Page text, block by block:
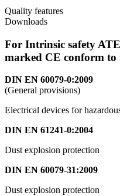
Quality features
Downloads
For Intrinsic safety
marked CE conform
DIN EN 60079-0:2009
(General provisions)
Electrical devices for
DIN EN 61241-0:2004
Dust explosion protection
DIN EN 60079-31:2009
Dust explosion protection